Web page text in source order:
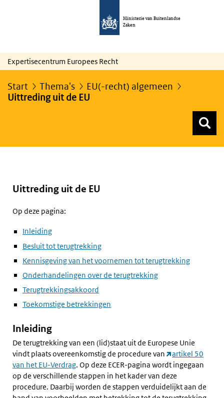
Ministerie van Buitenlandse
Zaken
Expertisecentrum Europees Recht
Start Thema's
EU(-recht) algemeen
Uittreding uit de EU
Uittreding uit de EU
Op deze pagina:
Inleiding
Besluit tot terugtrekking
Kennisgeving van het voornemen tot terugtrekking
Onderhandelingen over de terugtrekking
Terugtrekkingsakkoord
Toekomstige betrekkingen
Inleiding
De terugtrekking van een (lid)staat uit de Europese Unie
vindt plaats overeenkomstig de procedure van
artikel 50
van het EU-Verdrag. Op deze ECER-pagina wordt ingegaan
op de verschillende stappen in het kader van deze
procedure. Daarbij worden de stappen verduidelijkt aan de